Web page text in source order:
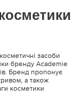
засоби
бренду Academie
Бренд пропонує
а також
косметики